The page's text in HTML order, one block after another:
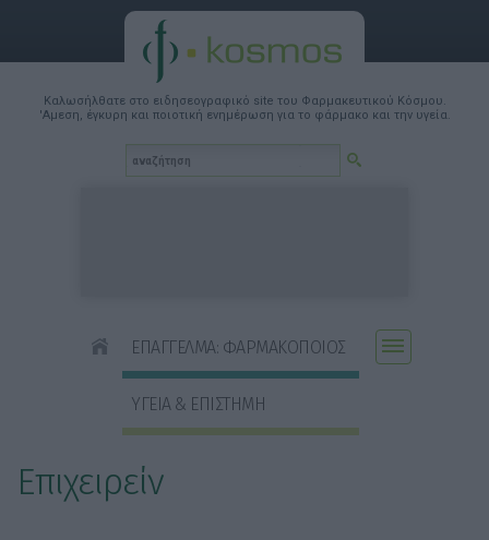
Καλωσήλθατε στο ειδησεογραφικό site του Φαρμακευτικού Κόσμου.
'Αμεση, έγκυρη και ποιοτική ενημέρωση για το φάρμακο και την υγεία.
ΕΠΑΓΓΕΛΜΑ: ΦΑΡΜΑΚΟΠΟΙΟΣ
ΥΓΕΙΑ & ΕΠΙΣΤΗΜΗ
Επιχειρείν